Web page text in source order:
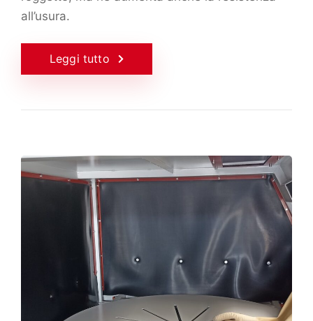
all’usura.
Leggi tutto